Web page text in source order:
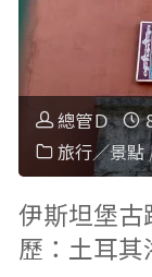
雪
人
球
亞
吃
印
度
總管Ｄ
旅行／景點
伊斯坦堡古
歷：土耳其